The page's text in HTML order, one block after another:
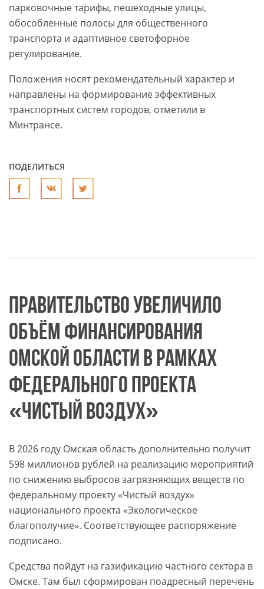
парковочные тарифы, пешеходные улицы,
обособленные полосы для общественного
транспорта и адаптивное светофорное
регулирование.
Положения носят рекомендательный характер и
направлены на формирование эффективных
транспортных систем городов, отметили в
Минтрансе.
ПОДЕЛИТЬСЯ
ПРАВИТЕЛЬСТВО УВЕЛИЧИЛО
ОБЪЁМ ФИНАНСИРОВАНИЯ
ОМСКОЙ ОБЛАСТИ В РАМКАХ
ФЕДЕРАЛЬНОГО ПРОЕКТА
«ЧИСТЫЙ ВОЗДУХ»
В 2026 году Омская область дополнительно получит
598 миллионов рублей на реализацию мероприятий
по снижению выбросов загрязняющих веществ по
федеральному проекту «Чистый воздух»
национального проекта «Экологическое
благополучие». Соответствующее распоряжение
подписано.
Средства пойдут на газификацию частного сектора в
Омске. Там был сформирован поадресный перечень